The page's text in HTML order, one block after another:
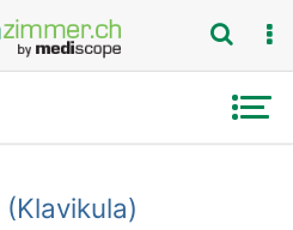
(Klavikula)